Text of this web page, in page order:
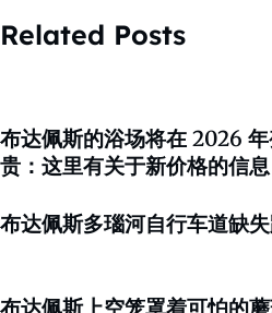
Related Posts
布达佩斯的浴场将在 2026
贵：这里有关于新价格的信息
布达佩斯多瑙河自行车道缺
布达佩斯上空笼罩着可怕的